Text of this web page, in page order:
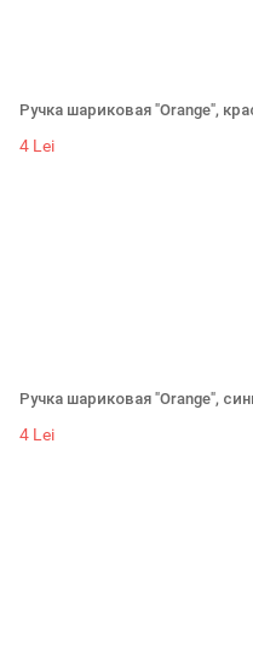
Ручка шариковая "Orange",
4 Lei
Ручка шариковая "Orange",
4 Lei